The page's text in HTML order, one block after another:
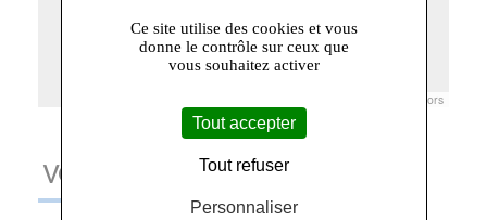
contributors
VOUS AIMEREZ AUSSI
Ce site utilise des cookies et vous
donne le contrôle sur ceux que
vous souhaitez activer
Tout accepter
Tout refuser
Personnaliser